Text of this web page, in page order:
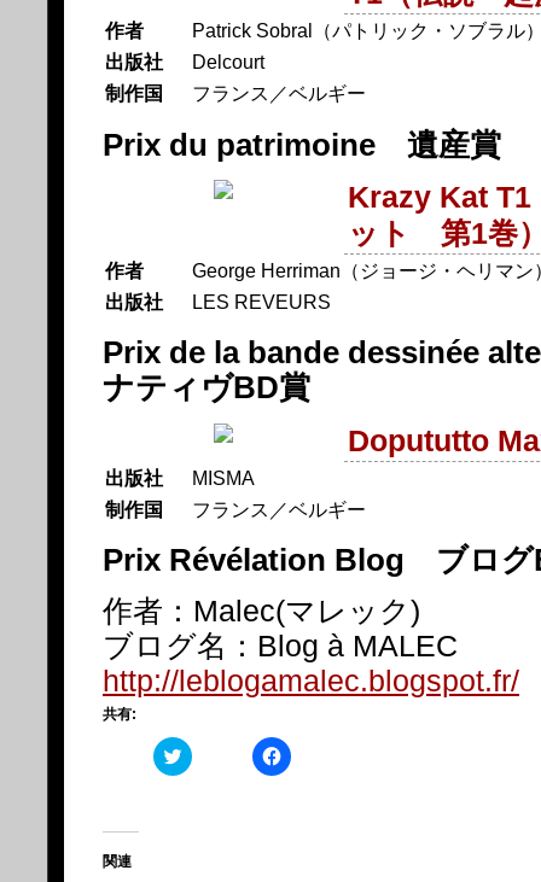
作者
Patrick Sobral（パトリック・ソブラル
出版社
Delcourt
制作国
フランス／ベルギー
Prix du patrimoine 遺産賞
Krazy Kat T1
ット 第1巻
作者
George Herriman（ジョージ・ヘリマン
出版社
LES REVEURS
Prix de la bande dessinée
ナティヴBD賞
Dopututto
出版社
MISMA
制作国
フランス／ベルギー
Prix Révélation Blog ブログ
作者：Malec(マレック)
ブログ名：Blog à MALEC
http://leblogamalec.blogspot.fr/
共有:
ク
リ
Facebook
で
関連